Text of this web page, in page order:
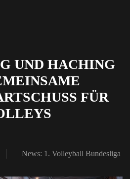
UND HACHING
FÜR
News: 1. Volleyball Bundesliga